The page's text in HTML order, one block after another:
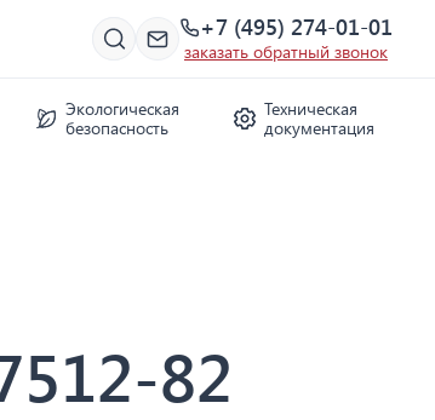
+7 (495) 274-01-01
заказать обратный звонок
Экологическая
безопасность
Техническая
документация
82